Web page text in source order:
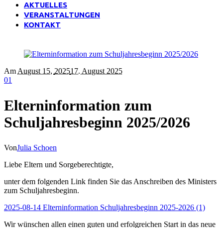
AKTUELLES
VERANSTALTUNGEN
KONTAKT
Am August 15, 202517. August 2025
01
Elterninformation zum
Schuljahresbeginn 2025/2026
VonJulia Schoen
Liebe Eltern und Sorgeberechtigte,
unter dem folgenden Link finden Sie das Anschreiben des Ministers
zum Schuljahresbeginn.
2025-08-14 Elterninformation Schuljahresbeginn 2025-2026 (1)
Wir wünschen allen einen guten und erfolgreichen Start in das neue